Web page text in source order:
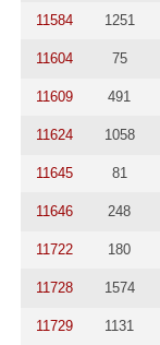
11584 1251
11604 75
11609 491
11624 1058
11645 81
11646 248
11722 180
11728 1574
11729 1131